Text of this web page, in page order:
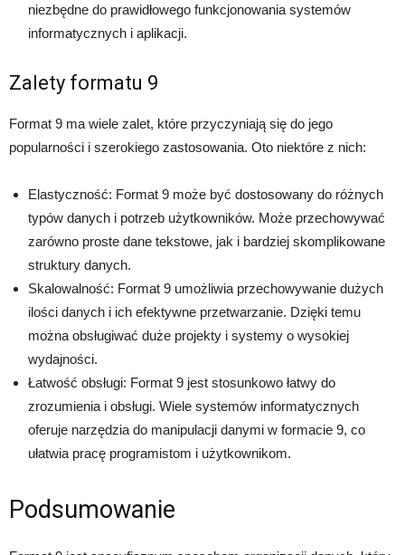
niezbędne do prawidłowego funkcjonowania systemów
informatycznych i aplikacji.
Zalety formatu 9
Format 9 ma wiele zalet, które przyczyniają się do jego
popularności i szerokiego zastosowania. Oto niektóre z nich:
Elastyczność: Format 9 może być dostosowany do różnych
typów danych i potrzeb użytkowników. Może przechowywać
zarówno proste dane tekstowe, jak i bardziej skomplikowane
struktury danych.
Skalowalność: Format 9 umożliwia przechowywanie dużych
ilości danych i ich efektywne przetwarzanie. Dzięki temu
można obsługiwać duże projekty i systemy o wysokiej
wydajności.
Łatwość obsługi: Format 9 jest stosunkowo łatwy do
zrozumienia i obsługi. Wiele systemów informatycznych
oferuje narzędzia do manipulacji danymi w formacie 9, co
ułatwia pracę programistom i użytkownikom.
Podsumowanie